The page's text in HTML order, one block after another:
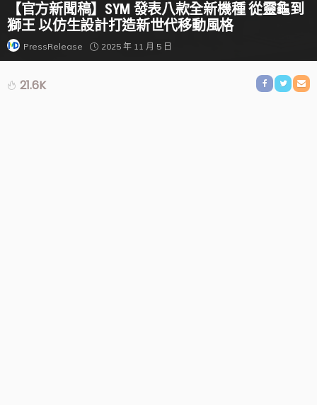
【官方新聞稿】SYM 發表八款全新機種 從靈龜到
獅王 以仿生設計打造新世代移動風格
PressRelease 2025 年 11 月 5 日
21.6K